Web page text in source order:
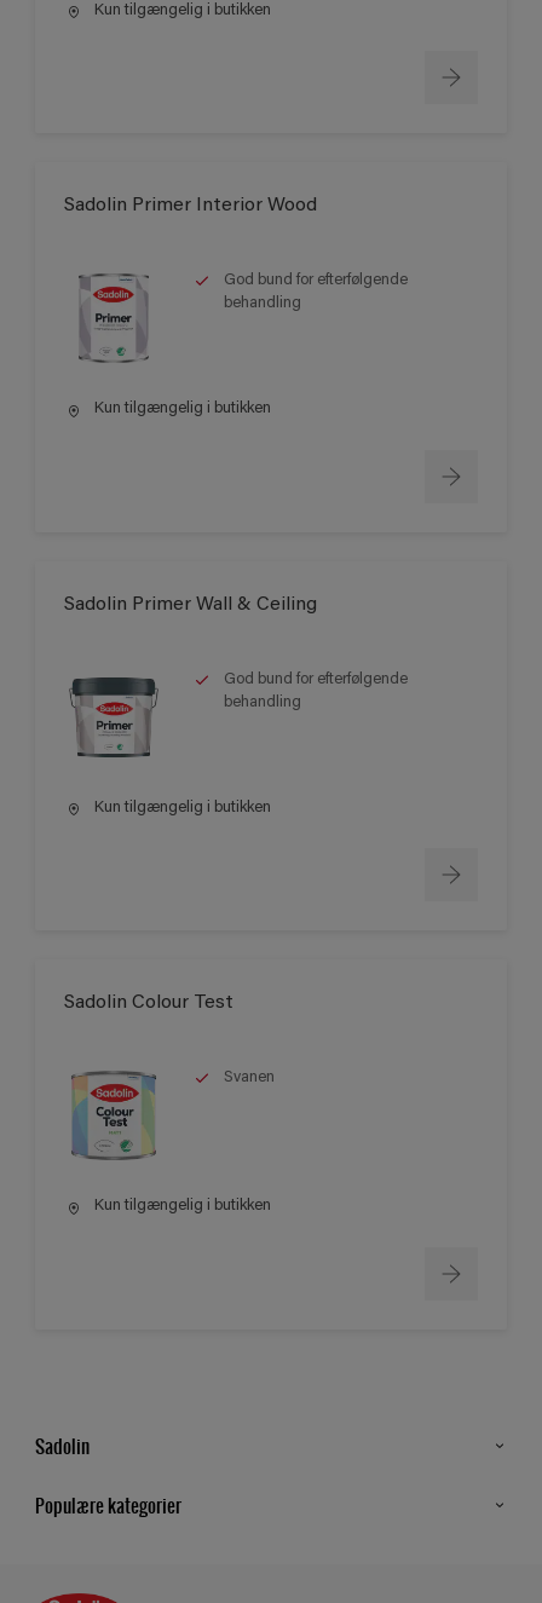
Kun tilgængelig i butikken
Sadolin Primer Interior Wood
God bund for efterfølgende
behandling
Kun tilgængelig i butikken
Sadolin Primer Wall & Ceiling
God bund for efterfølgende
behandling
Kun tilgængelig i butikken
Sadolin Colour Test
Svanen
Kun tilgængelig i butikken
Sadolin
Populære kategorier